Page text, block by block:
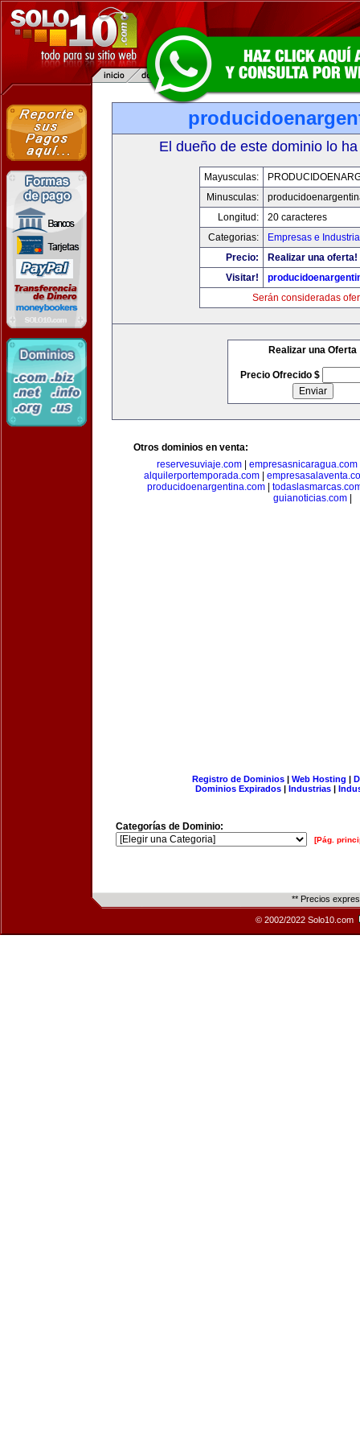
El dueño de este dominio lo
Mayusculas:
Minusculas:
Longitud:
20 caracteres
Categorias:
Empresas e
Precio:
Realizar una oferta!
Visitar!
Serán consideradas
Realizar una Oferta
Precio Ofrecido $
Otros dominios en venta:
reservesuviaje.com| empresasnicaragua.com
alquilerportemporada.com
producidoenargentina.com|
guianoticias.com
Registro de Dominios| Web Hosting |
Dominios Expirados | Industrias |
Categorías de Dominio:
[Pág.
** Precios
© 2002/2022 Solo10.com